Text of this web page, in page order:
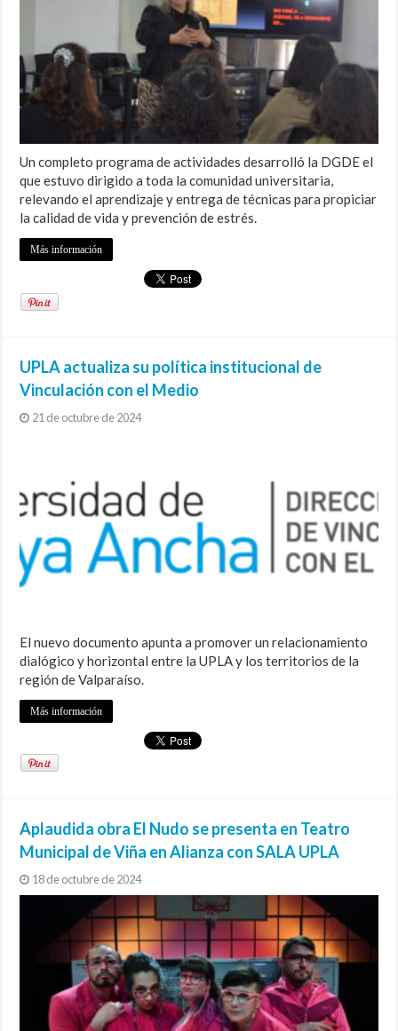
Un completo programa de actividades desarrolló la DGDE el
que estuvo dirigido a toda la comunidad universitaria,
relevando el aprendizaje y entrega de técnicas para propiciar
la calidad de vida y prevención de estrés.
Más información
UPLA actualiza su política institucional de
Vinculación con el Medio
21 de octubre de 2024
El nuevo documento apunta a promover un relacionamiento
dialógico y horizontal entre la UPLA y los territorios de la
región de Valparaíso.
Más información
Aplaudida obra El Nudo se presenta en Teatro
Municipal de Viña en Alianza con SALA UPLA
18 de octubre de 2024